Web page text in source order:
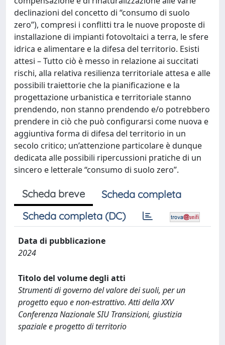
declinazioni del concetto di “consumo di suolo
zero”), compresi i conflitti tra le nuove proposte di
installazione di impianti fotovoltaici a terra, le sfere
idrica e alimentare e la difesa del territorio. Esisti
attesi – Tutto ciò è messo in relazione ai succitati
rischi, alla relativa resilienza territoriale attesa e alle
possibili traiettorie che la pianificazione e la
progettazione urbanistica e territoriale stanno
prendendo, non stanno prendendo e/o potrebbero
prendere in ciò che può configurarsi come nuova e
aggiuntiva forma di difesa del territorio in un
secolo critico; un’attenzione particolare è dunque
dedicata alle possibili ripercussioni pratiche di un
sincero e letterale “consumo di suolo zero”.
Scheda breve
Scheda completa
Scheda completa (DC)
Data di pubblicazione
2024
Titolo del volume degli atti
Strumenti di governo del valore dei suoli, per un
progetto equo e non-estrattivo. Atti della XXV
Conferenza Nazionale SIU Transizioni, giustizia
spaziale e progetto di territorio